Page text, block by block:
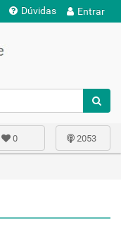
Dúvidas Entrar
2053
0